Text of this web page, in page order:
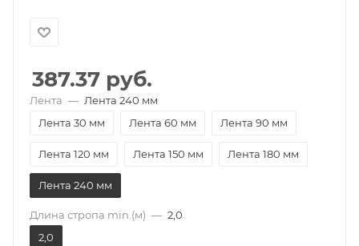
387.37 руб.
Лента — Лента 240 мм
Лента 30 мм
Лента 60 мм Лента 90 мм
Лента 120 мм Лента 150 мм Лента 180 мм
Лента 240 мм
Длина стропа min.(м) — 2,0
2,0